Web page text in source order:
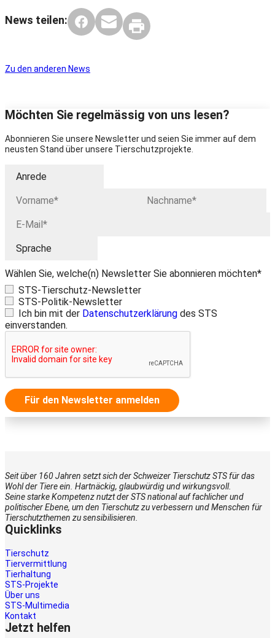
News teilen:
Zu den anderen News
Möchten Sie regelmässig von uns lesen?
Abonnieren Sie unsere Newsletter und seien Sie immer auf dem
neusten Stand über unsere Tierschutzprojekte.
Wählen Sie, welche(n) Newsletter Sie abonnieren möchten*
STS-Tierschutz-Newsletter
STS-Politik-Newsletter
Ich bin mit der Datenschutzerklärung des STS
einverstanden.
Für den Newsletter anmelden
Seit über 160 Jahren setzt sich der Schweizer Tierschutz STS für das
Wohl der Tiere ein. Hartnäckig, glaubwürdig und wirkungsvoll.
Seine starke Kompetenz nutzt der STS national auf fachlicher und
politischer Ebene, um den Tierschutz zu verbessern und Menschen für
Tierschutzthemen zu sensibilisieren.
Quicklinks
Tierschutz
Tiervermittlung
Tierhaltung
STS-Projekte
Über uns
STS-Multimedia
Kontakt
Jetzt helfen